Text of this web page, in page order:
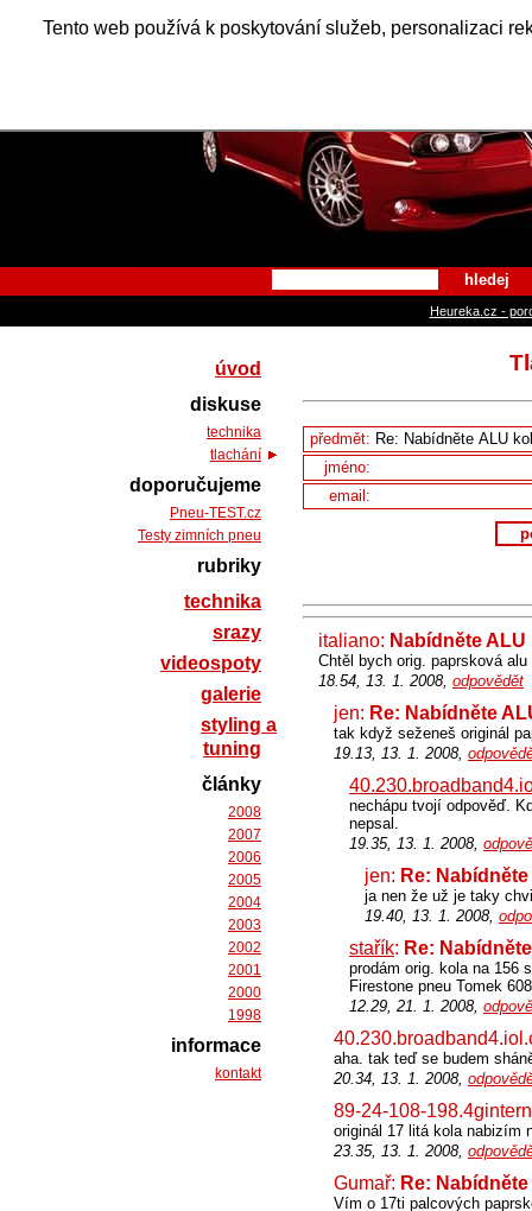
Tento web používá k poskytování služeb, personalizaci
Alfa
hledej
Heureka.cz -
předmět:
jméno:
email:
italiano: Nabídněte ALU
Chtěl bych orig. paprsková
18.54, 13. 1. 2008, odpovědět
jen: Re: Nabídněte
tak když seženeš originál
19.13, 13. 1. 2008,
nechápu tvojí odpověď.
nepsal.
19.35, 13. 1. 2008,
jen: Re:
ja nen že už je taky
19.40, 13. 1. 2008,
stařík: Re:
prodám orig. kola na 156
Firestone pneu Tomek
12.29, 21. 1. 2008,
aha. tak teď se budem
20.34, 13. 1. 2008,
89-24-108-
originál 17 litá kola nabizím
23.35, 13. 1. 2008,
Gumař: Re:
Vím o 17ti palcových
úvod
diskuse
technika
tlachání
doporučujeme
Pneu-TEST.cz
Testy zimních pneu
rubriky
technika
srazy
videospoty
galerie
styling a
tuning
články
2008
2007
2006
2005
2004
2003
2002
2001
2000
1998
informace
kontakt